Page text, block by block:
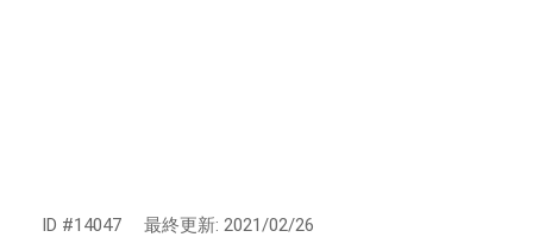
ID #14047 最終更新: 2021/02/26